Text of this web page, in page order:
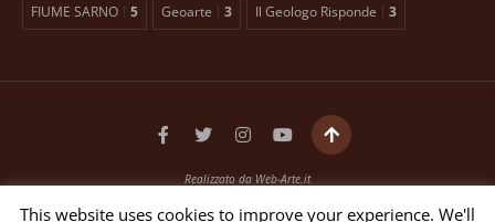
FIUME SARNO 5 Geoarte 3 Il Geologo Risponde 3
Realizzato da Web-Arte.it
This website uses cookies to improve your experience. We'll